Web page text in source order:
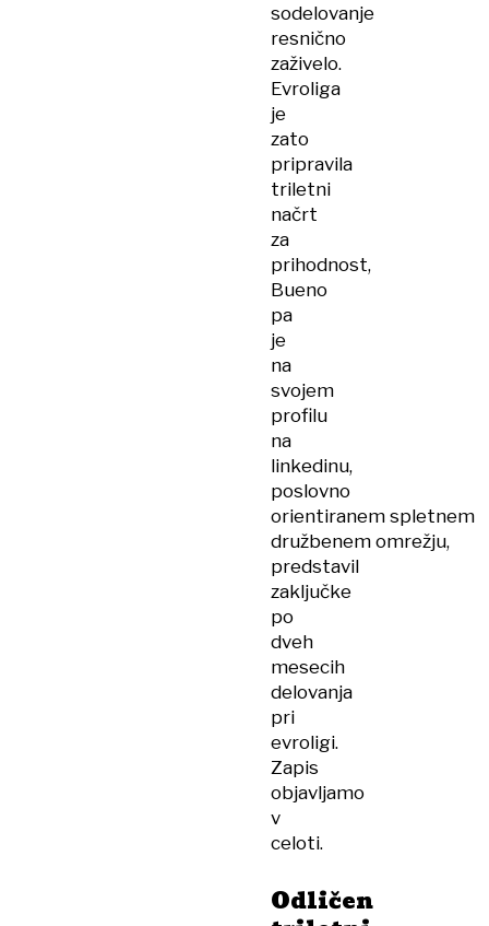
sodelovanje
resnično
zaživelo.
Evroliga
je
zato
pripravila
triletni
načrt
za
prihodnost,
Bueno
pa
je
na
svojem
profilu
na
linkedinu,
poslovno
orientiranem spletnem
družbenem omrežju,
predstavil
zaključke
po
dveh
mesecih
delovanja
pri
evroligi.
Zapis
objavljamo
v
celoti.
Odličen